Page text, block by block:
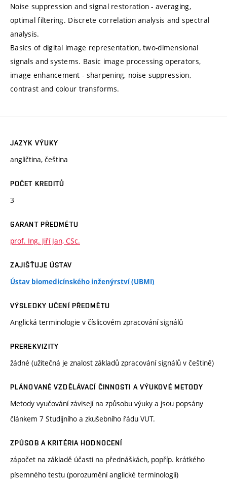
Noise suppression and signal restoration - averaging,
optimal filtering. Discrete correlation analysis and spectral
analysis.
Basics of digital image representation, two-dimensional
signals and systems. Basic image processing operators,
image enhancement - sharpening, noise suppression,
contrast and colour transforms.
JAZYK VÝUKY
angličtina, čeština
POČET KREDITŮ
3
GARANT PŘEDMĚTU
prof. Ing. Jiří Jan, CSc.
ZAJIŠŤUJE ÚSTAV
Ústav biomedicínského inženýrství (UBMI)
VÝSLEDKY UČENÍ PŘEDMĚTU
Anglická terminologie v číslicovém zpracování signálů
PREREKVIZITY
žádné (užitečná je znalost základů zpracování signálů v češtině)
PLÁNOVANÉ VZDĚLÁVACÍ ČINNOSTI A VÝUKOVÉ METODY
Metody vyučování závisejí na způsobu výuky a jsou popsány
článkem 7 Studijního a zkušebního řádu VUT.
ZPŮSOB A KRITÉRIA HODNOCENÍ
zápočet na základě účasti na přednáškách, popříp. krátkého
písemného testu (porozumění anglické terminologii)